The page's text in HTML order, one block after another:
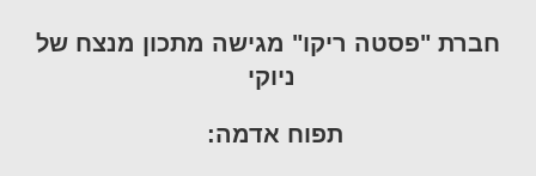
חברת "פסטה ריקו" מגישה מתכון מנצח של
ניוקי
תפוח אדמה: